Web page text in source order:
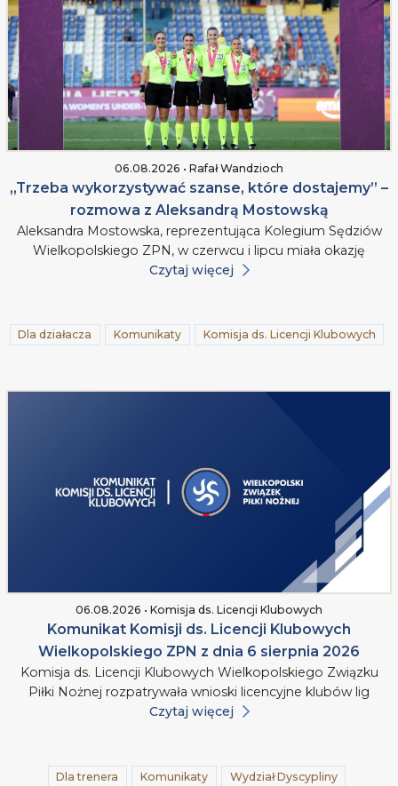
06.08.2026 • Rafał Wandzioch
„Trzeba wykorzystywać szanse, które dostajemy” –
rozmowa z Aleksandrą Mostowską
Aleksandra Mostowska, reprezentująca Kolegium Sędziów
Wielkopolskiego ZPN, w czerwcu i lipcu miała okazję
Czytaj więcej
Dla działacza Komunikaty Komisja ds. Licencji Klubowych
06.08.2026 • Komisja ds. Licencji Klubowych
Komunikat Komisji ds. Licencji Klubowych
Wielkopolskiego ZPN z dnia 6 sierpnia 2026
Komisja ds. Licencji Klubowych Wielkopolskiego Związku
Piłki Nożnej rozpatrywała wnioski licencyjne klubów lig
Czytaj więcej
Dla trenera Komunikaty Wydział Dyscypliny